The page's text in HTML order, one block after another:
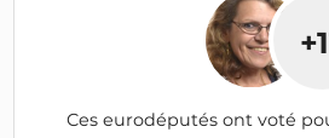
Ces eurodéputés ont voté